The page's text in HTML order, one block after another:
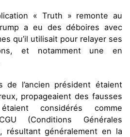
« Truth » remonte au
a eu des déboires avec
qu’il utilisait pour relayer ses
et notamment une en
de l’ancien président étaient
propageaient des fausses
considérés comme
(Conditions Générales
résultant généralement en la